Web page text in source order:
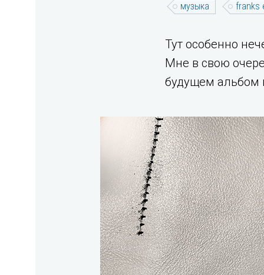
музыка franks
Тут особенно
Мне в свою
будущем альбом